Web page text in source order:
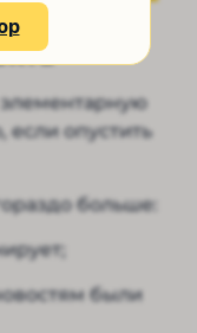
если опустить
больше:
были